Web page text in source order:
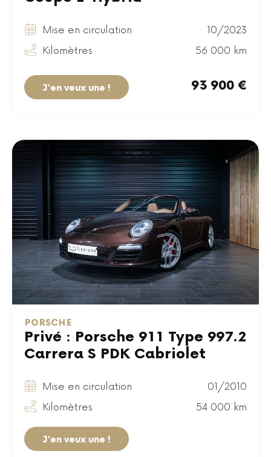
Mise en circulation
10/2023
Kilomètres
56 000 km
J'en veux une ! 93 900 €
PORSCHE
Privé : Porsche 911 Type 997.2
Carrera S PDK Cabriolet
Mise en circulation
01/2010
Kilomètres
54 000 km
J'en veux une !